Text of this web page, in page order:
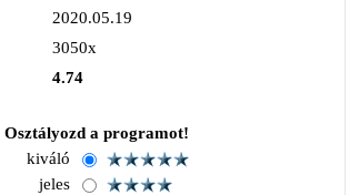
2020.05.19
3050x
4.74
Osztályozd a programot!
kiváló
jeles